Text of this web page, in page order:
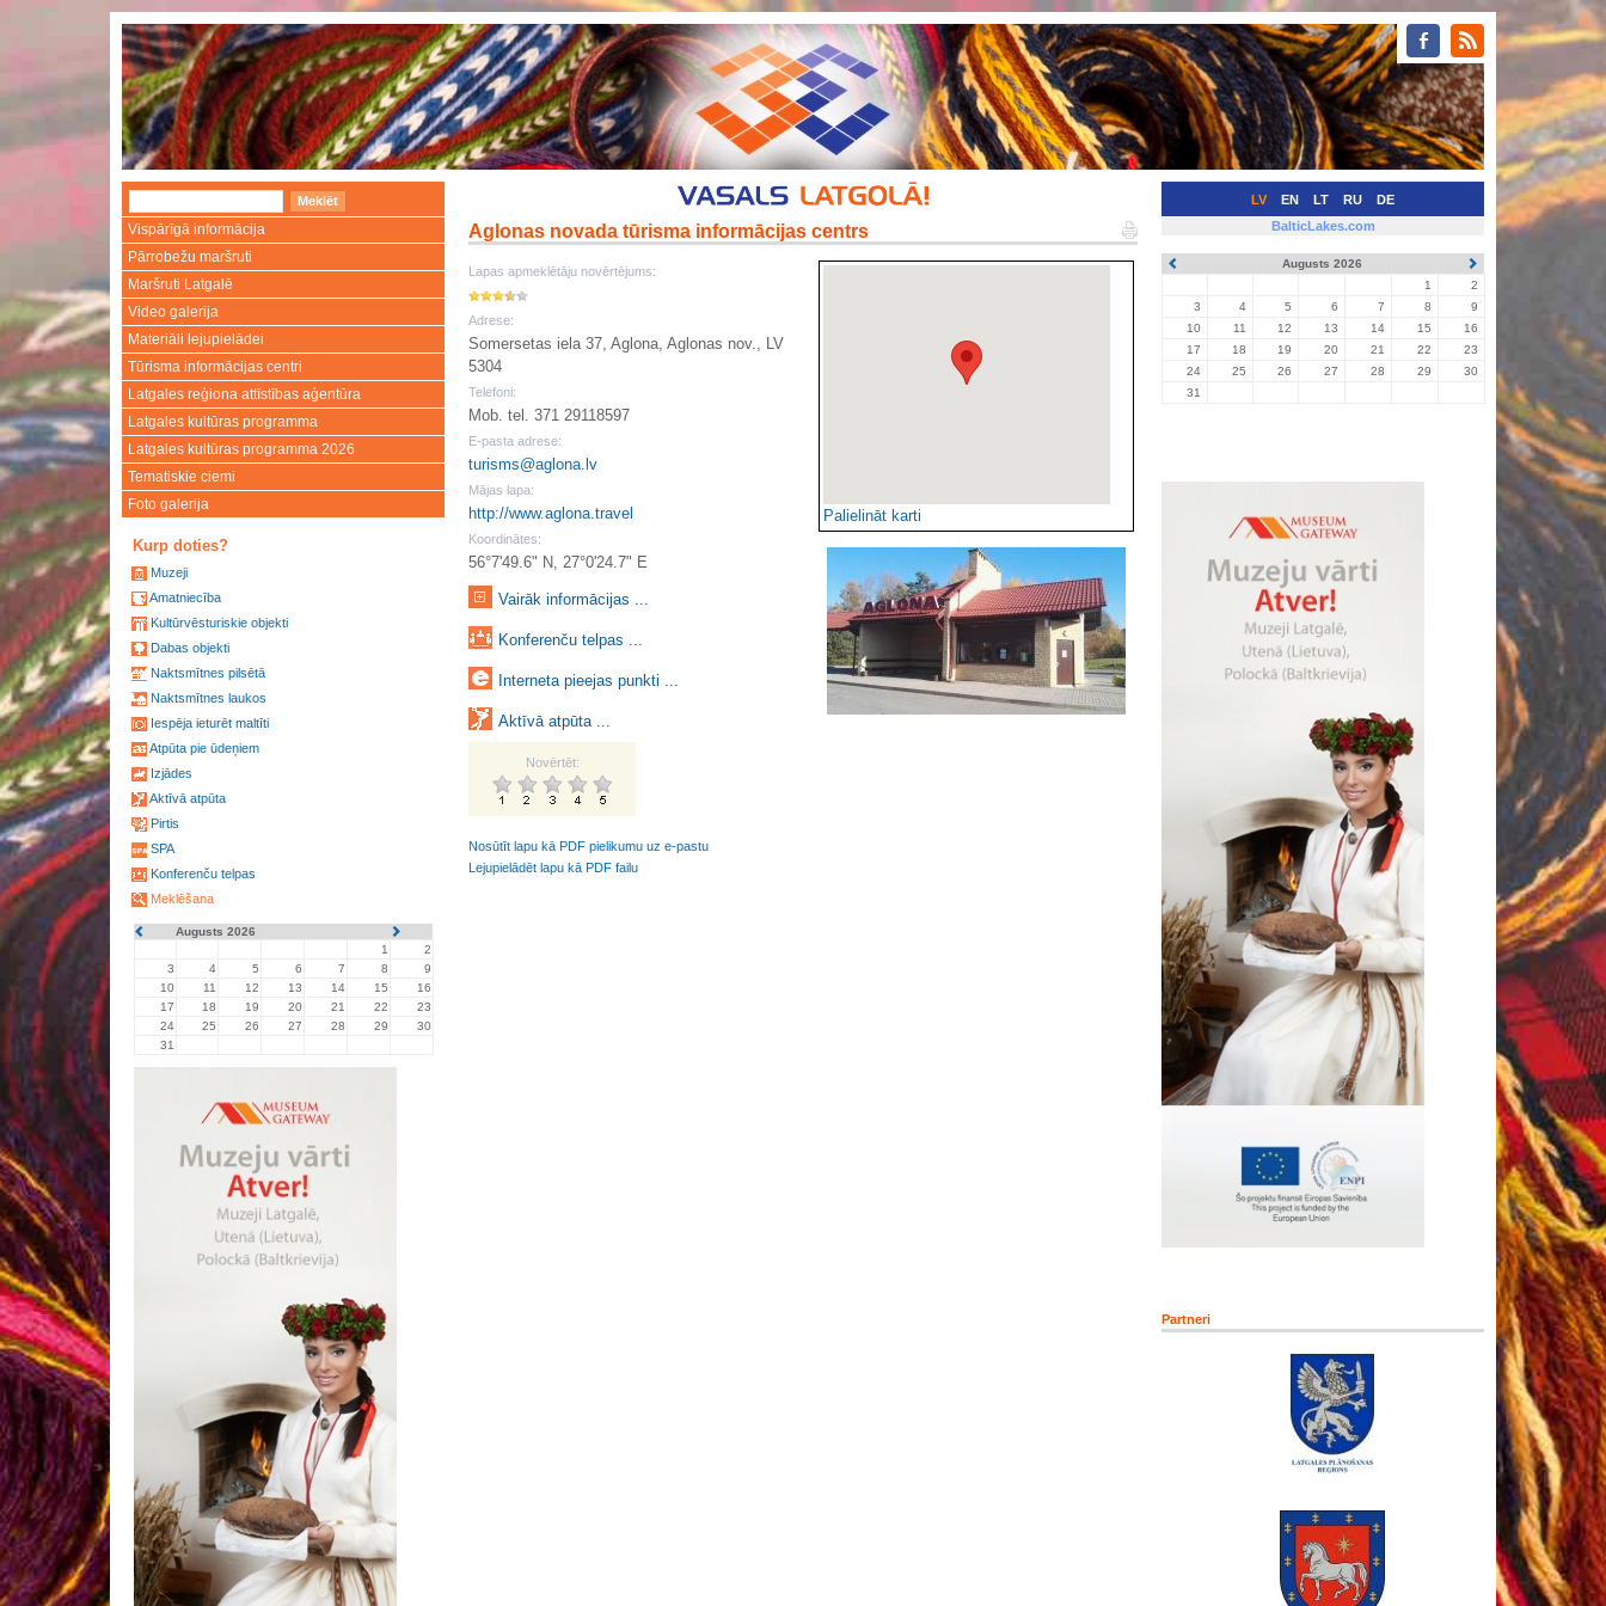
LV EN LT RU DE
Vispārīgā informācija
Pārrobežu maršruti
Maršruti Latgalē
Video galerija
Materiāli lejupielādei
Tūrisma informācijas centri
Latgales reģiona attīstības aģentūra
Latgales kultūras programma
Latgales kultūras programma 2026
Tematiskie ciemi
Foto galerija
Kurp doties?
Muzeji
Amatniecība
Kultūrvēsturiskie objekti
Dabas objekti
Naktsmītnes pilsētā
Naktsmītnes laukos
Iespēja ieturēt maltīti
Atpūta pie ūdeņiem
Izjādes
Aktīvā atpūta
Pirtis
SPA
Konferenču telpas
Meklēšana
Augusts 2026
1
2
3
4 5 6 7 8
9
10
11 12 13 14 15
16
17
18 19 20 21 22
23
24
25 26 27 28 29
30
31
Aglonas novada tūrisma informācijas centrs
Lapas apmeklētāju novērtējums:
Adrese:
Somersetas iela 37, Aglona, Aglonas nov., LV
5304
Telefoni:
Mob. tel. 371 29118597
E-pasta adrese:
turisms@aglona.lv
Mājas lapa:
http://www.aglona.travel
Koordinātes:
56°7'49.6" N, 27°0'24.7" E
Vairāk informācijas ...
Konferenču telpas ...
Interneta pieejas punkti ...
Aktīvā atpūta ...
Novērtēt:
Nosūtīt lapu kā PDF pielikumu uz e-pastu
Lejupielādēt lapu kā PDF failu
Palielināt karti
BalticLakes.com
Augusts 2026
1
2
3
4 5 6 7 8
9
10
11 12 13 14 15
16
17
18 19 20 21 22
23
24
25 26 27 28 29
30
31
Partneri